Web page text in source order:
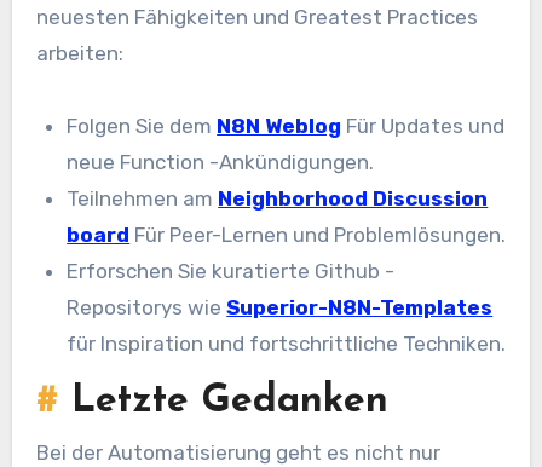
neuesten Fähigkeiten und Greatest Practices
arbeiten:
Folgen Sie dem N8N Weblog Für Updates und
neue Function -Ankündigungen.
Teilnehmen am Neighborhood Discussion
board Für Peer-Lernen und Problemlösungen.
Erforschen Sie kuratierte Github -
Repositorys wieSuperior-N8N-Templates
für Inspiration und fortschrittliche Techniken.
# Letzte Gedanken
Bei der Automatisierung geht es nicht nur